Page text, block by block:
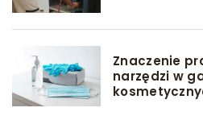
Znaczenie
narzędzi w